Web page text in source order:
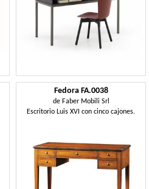
Fedora FA.0038
de Faber Mobili Srl
Escritorio Luis XVI con cinco cajones.